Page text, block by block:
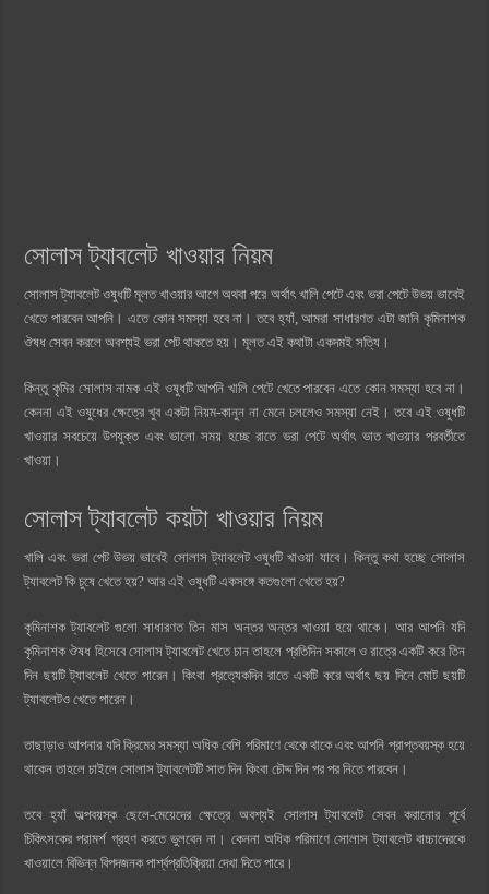
সোলাস ট্যাবলেট খাওয়ার নিয়ম
সোলাস ট্যাবলেট ওষুধটি মূলত খাওয়ার আগে অথবা পরে অর্থাৎ খালি পেটে এবং ভরা পেটে উভয় ভাবেই
খেতে পারবেন আপনি। এতে কোন সমস্যা হবে না। তবে হ্যাঁ, আমরা সাধারণত এটা জানি কৃমিনাশক
ঔষধ সেবন করলে অবশ্যই ভরা পেট থাকতে হয়। মূলত এই কথাটা একদমই সত্যি।
কিন্তু কৃমির সোলাস নামক এই ওষুধটি আপনি খালি পেটে খেতে পারবেন এতে কোন সমস্যা হবে না।
কেননা এই ওষুধের ক্ষেত্রে খুব একটা নিয়ম-কানুন না মেনে চললেও সমস্যা নেই। তবে এই ওষুধটি
খাওয়ার সবচেয়ে উপযুক্ত এবং ভালো সময় হচ্ছে রাতে ভরা পেটে অর্থাৎ ভাত খাওয়ার পরবর্তীতে
খাওয়া।
সোলাস ট্যাবলেট কয়টা খাওয়ার নিয়ম
খালি এবং ভরা পেট উভয় ভাবেই সোলাস ট্যাবলেট ওষুধটি খাওয়া যাবে। কিন্তু কথা হচ্ছে সোলাস
ট্যাবলেট কি চুষে খেতে হয়? আর এই ওষুধটি একসঙ্গে কতগুলো খেতে হয়?
কৃমিনাশক ট্যাবলেট গুলো সাধারণত তিন মাস অন্তর অন্তর খাওয়া হয়ে থাকে। আর আপনি যদি
কৃমিনাশক ঔষধ হিসেবে সোলাস ট্যাবলেট খেতে চান তাহলে প্রতিদিন সকালে ও রাত্রে একটি করে তিন
দিন ছয়টি ট্যাবলেট খেতে পারেন। কিংবা প্রত্যেকদিন রাতে একটি করে অর্থাৎ ছয় দিনে মোট ছয়টি
ট্যাবলেটও খেতে পারেন।
তাছাড়াও আপনার যদি ক্রিমের সমস্যা অধিক বেশি পরিমাণে থেকে থাকে এবং আপনি প্রাপ্তবয়স্ক হয়ে
থাকেন তাহলে চাইলে সোলাস ট্যাবলেটটি সাত দিন কিংবা চৌদ্দ দিন পর পর নিতে পারবেন।
তবে হ্যাঁ অল্পবয়স্ক ছেলে-মেয়েদের ক্ষেত্রে অবশ্যই সোলাস ট্যাবলেট সেবন করানোর পূর্বে
চিকিৎসকের পরামর্শ গ্রহণ করতে ভুলবেন না। কেননা অধিক পরিমাণে সোলাস ট্যাবলেট বাচ্চাদেরকে
খাওয়ালে বিভিন্ন বিপদজনক পার্শ্বপ্রতিক্রিয়া দেখা দিতে পারে।